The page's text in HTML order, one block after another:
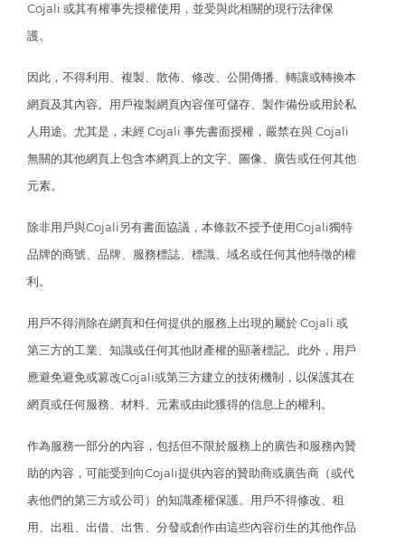
Cojali 或其有權事先授權使用，並受與此相關的現行法律保
護。
因此，不得利用、複製、散佈、修改、公開傳播、轉讓或轉換本
網頁及其內容。用戶複製網頁內容僅可儲存、製作備份或用於私
人用途。尤其是，未經 Cojali 事先書面授權，嚴禁在與 Cojali
無關的其他網頁上包含本網頁上的文字、圖像、廣告或任何其他
元素。
除非用戶與Cojali另有書面協議，本條款不授予使用Cojali獨特
品牌的商號、品牌、服務標誌、標識、域名或任何其他特徵的權
利。
用戶不得消除在網頁和任何提供的服務上出現的屬於 Cojali 或
第三方的工業、知識或任何其他財產權的顯著標記。此外，用戶
應避免避免或篡改Cojali或第三方建立的技術機制，以保護其在
網頁或任何服務、材料、元素或由此獲得的信息上的權利。
作為服務一部分的內容，包括但不限於服務上的廣告和服務內贊
助的內容，可能受到向Cojali提供內容的贊助商或廣告商（或代
表他們的第三方或公司）的知識產權保護。用戶不得修改、租
用、出租、出借、出售、分發或創作由這些內容衍生的其他作品